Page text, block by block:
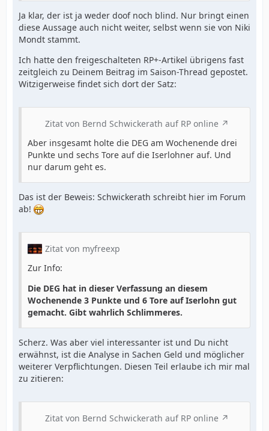
Ja klar, der ist ja weder doof noch blind. Nur bringt einen
diese Aussage auch nicht weiter, selbst wenn sie von Niki
Mondt stammt.
Ich hatte den freigeschalteten RP+-Artikel übrigens fast
zeitgleich zu Deinem Beitrag im Saison-Thread gepostet.
Witzigerweise findet sich dort der Satz:
Zitat von Bernd Schwickerath auf RP online
Aber insgesamt holte die DEG am Wochenende drei
Punkte und sechs Tore auf die Iserlohner auf. Und
nur darum geht es.
Das ist der Beweis: Schwickerath schreibt hier im Forum
ab!
Zitat von myfreexp
Zur Info:
Die DEG hat in dieser Verfassung an diesem
Wochenende 3 Punkte und 6 Tore auf Iserlohn gut
gemacht. Gibt wahrlich Schlimmeres.
Scherz. Was aber viel interessanter ist und Du nicht
erwähnst, ist die Analyse in Sachen Geld und möglicher
weiterer Verpflichtungen. Diesen Teil erlaube ich mir mal
zu zitieren:
Zitat von Bernd Schwickerath auf RP online